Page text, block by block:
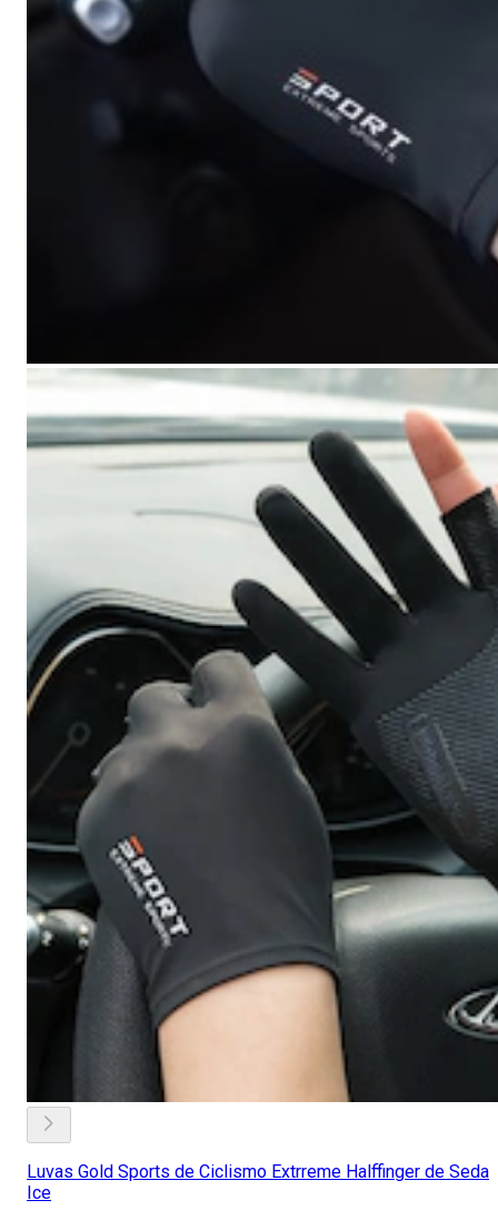
Luvas Gold Sports de Ciclismo Extrreme Halffinger de Seda
Ice